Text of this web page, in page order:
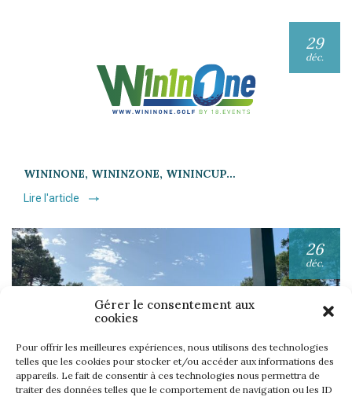
Gérer le consentement aux
cookies
Pour offrir les meilleures expériences, nous utilisons des technologies
telles que les cookies pour stocker et/ou accéder aux informations des
appareils. Le fait de consentir à ces technologies nous permettra de
traiter des données telles que le comportement de navigation ou les ID
29
déc.
WININONE, WININZONE, WININCUP…
Lire l'article
26
déc.
UNE SEMAINE… TOUS LES GOLFS WININONE !